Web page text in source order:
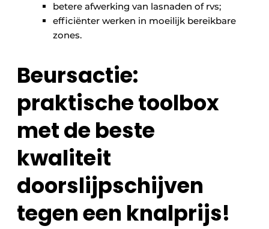
betere afwerking van lasnaden of rvs;
efficiënter werken in moeilijk bereikbare
zones.
Beursactie:
praktische toolbox
met de beste
kwaliteit
doorslijpschijven
tegen een knalprijs!